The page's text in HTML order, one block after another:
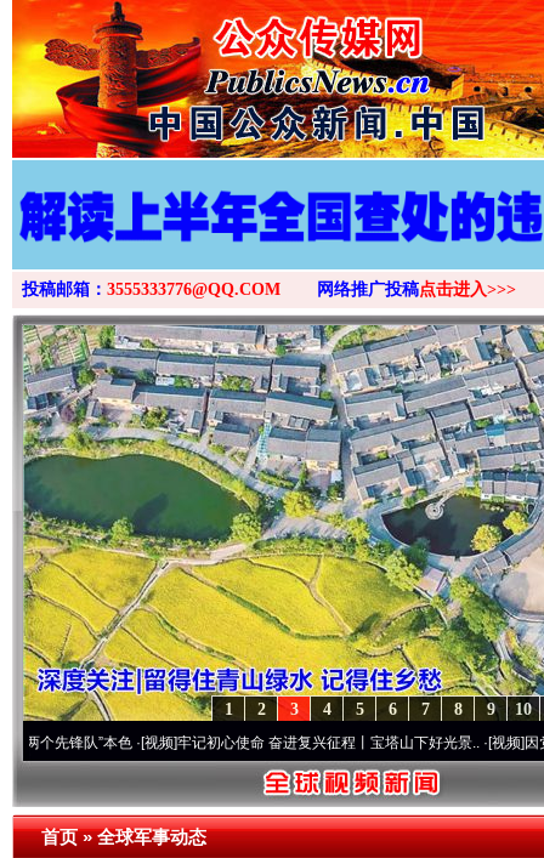
投稿邮箱： 3555333776@QQ.COM 网络推广投稿点击进入>>>
10
9
8
7
6
5
4
3
2
1
队”本色·[视频]牢记初心使命 奋进复兴征程丨宝塔山下好光景..·[视频]因党而生 为
首页»全球军事动态